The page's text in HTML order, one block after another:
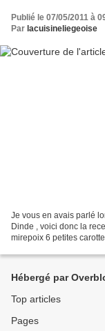
Publié le 07/05/2011 à
Par lacuisineliegeoise
Je vous en avais parlé
Dinde , voici donc la
mirepoix 6 petites
Hébergé par
Top articles
Pages